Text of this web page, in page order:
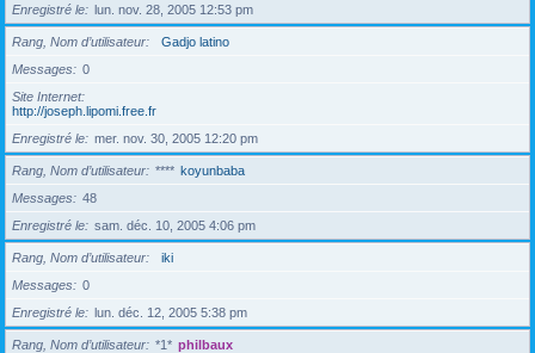
Enregistré le
lun. nov. 28, 2005 12:53 pm
Rang, Nom d’utilisateur
Gadjo latino
Messages
0
Site Internet
http://joseph.lipomi.free.fr
Enregistré le
mer. nov. 30, 2005 12:20 pm
Rang, Nom d’utilisateur **** koyunbaba
Messages
48
Enregistré le
sam. déc. 10, 2005 4:06 pm
Rang, Nom d’utilisateur
iki
Messages
0
Enregistré le
lun. déc. 12, 2005 5:38 pm
Rang, Nom d’utilisateur *1* philbaux